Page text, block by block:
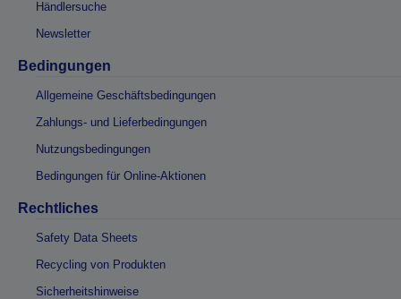
Händlersuche
Newsletter
Bedingungen
Allgemeine Geschäftsbedingungen
Zahlungs- und Lieferbedingungen
Nutzungsbedingungen
Bedingungen für Online-Aktionen
Rechtliches
Safety Data Sheets
Recycling von Produkten
Sicherheitshinweise